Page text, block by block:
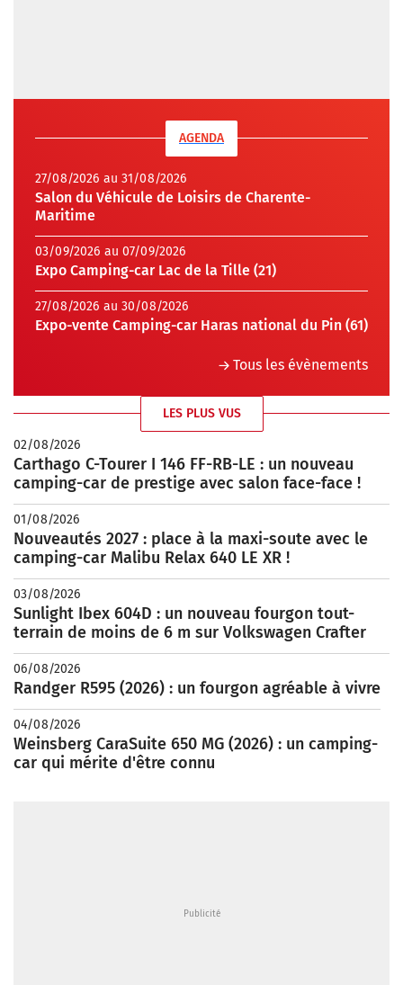
AGENDA
27/08/2026 au 31/08/2026
Salon du Véhicule de Loisirs de Charente-
Maritime
03/09/2026 au 07/09/2026
Expo Camping-car Lac de la Tille (21)
27/08/2026 au 30/08/2026
Expo-vente Camping-car Haras national du Pin (61)
Tous les évènements
LES PLUS VUS
02/08/2026
Carthago C-Tourer I 146 FF-RB-LE : un nouveau
camping-car de prestige avec salon face-face !
01/08/2026
Nouveautés 2027 : place à la maxi-soute avec le
camping-car Malibu Relax 640 LE XR !
03/08/2026
Sunlight Ibex 604D : un nouveau fourgon tout-
terrain de moins de 6 m sur Volkswagen Crafter
06/08/2026
Randger R595 (2026) : un fourgon agréable à vivre
04/08/2026
Weinsberg CaraSuite 650 MG (2026) : un camping-
car qui mérite d'être connu